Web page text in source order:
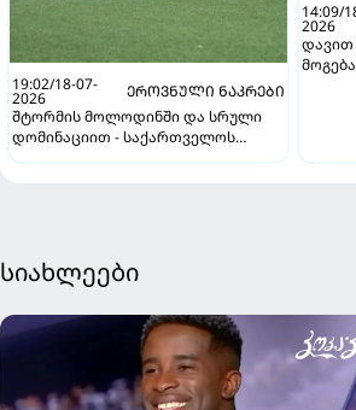
19:02/18-07-
2026
ᲔᲠᲝᲕᲜᲣᲚᲘ ᲜᲐᲙᲠᲔᲑᲘ
შტორმის მოლოდინში და სრული
დომინაციით - საქართველოს
14:09/
2026
დავით
სიახლეები